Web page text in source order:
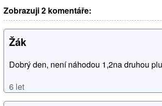
Zobrazuji 2 komentáře:
Žák
Dobrý den, není náhodou 1,2na druhou
6 let